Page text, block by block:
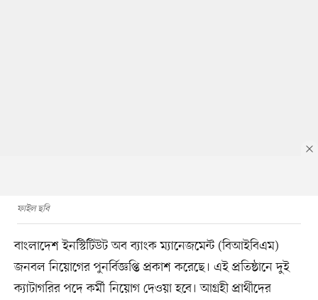
ফাইল ছবি
বাংলাদেশ ইনস্টিটিউট অব ব্যাংক ম্যানেজমেন্ট (বিআইবিএম)
জনবল নিয়োগের পুনর্বিজ্ঞপ্তি প্রকাশ করেছে। এই প্রতিষ্ঠানে দুই
ক্যাটাগরির পদে কর্মী নিয়োগ দেওয়া হবে। আগ্রহী প্রার্থীদের